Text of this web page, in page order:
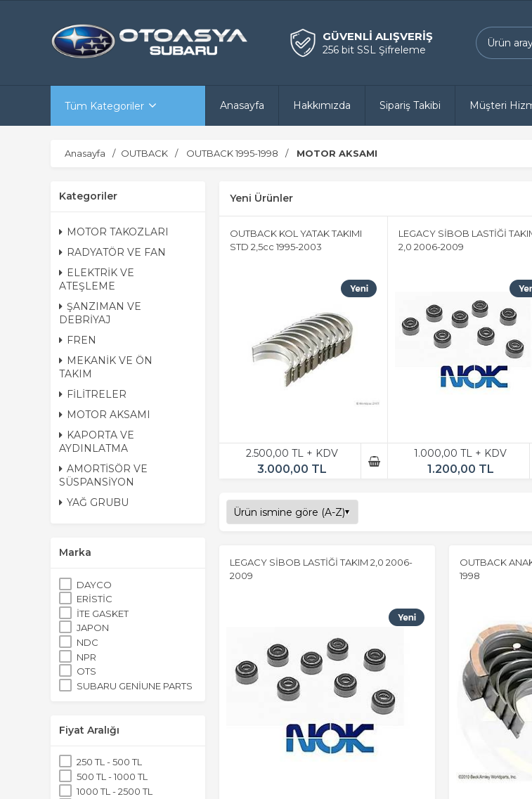
GÜVENLİ ALIŞVERİŞ
256 bit SSL Şifreleme
Tüm Kategoriler Anasayfa Hakkımızda Sipariş Takibi Müşteri
Anasayfa OUTBACK OUTBACK 1995-1998 MOTOR AKSAMI
Kategoriler
MOTOR TAKOZLARI
RADYATÖR VE FAN
ELEKTRİK VE
ATEŞLEME
ŞANZIMAN VE
DEBRİYAJ
FREN
MEKANİK VE ÖN
TAKIM
FİLİTRELER
MOTOR AKSAMI
KAPORTA VE
AYDINLATMA
AMORTİSÖR VE
SÜSPANSİYON
YAĞ GRUBU
Marka
DAYCO
ERİSTİC
İTE GASKET
JAPON
NDC
NPR
OTS
SUBARU GENİUNE PARTS
Fiyat Aralığı
250 TL - 500 TL
500 TL - 1000 TL
1000 TL - 2500 TL
Yeni Ürünler
OUTBACK KOL YATAK TAKIMI
STD 2,5cc 1995-2003
2.500,00 TL + KDV
3.000,00 TL
LEGACY SİBOB LASTİĞİ
2,0 2006-2009
1.000,00 TL + KDV
1.200,00 TL
LEGACY SİBOB LASTİĞİ TAKIM 2,0 2006-
2009
OUTBACK
1998